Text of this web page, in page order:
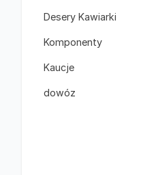
Desery Kawiarki
Komponenty
Kaucje
dowóz